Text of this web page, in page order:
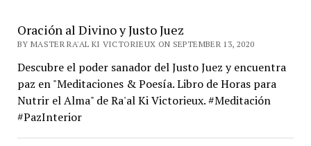
Oración al Divino y Justo Juez
BY MASTER RA'AL KI VICTORIEUX ON SEPTEMBER 13, 2020
Descubre el poder sanador del Justo Juez y encuentra
paz en "Meditaciones & Poesía. Libro de Horas para
Nutrir el Alma" de Ra'al Ki Victorieux. #Meditación
#PazInterior